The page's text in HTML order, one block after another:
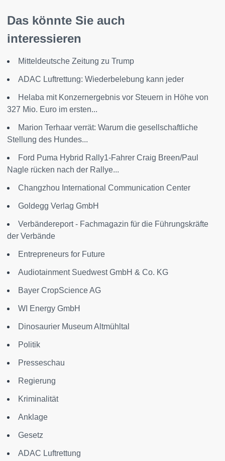
Das könnte Sie auch
interessieren
Mitteldeutsche Zeitung zu Trump
ADAC Luftrettung: Wiederbelebung kann jeder
Helaba mit Konzernergebnis vor Steuern in Höhe von
327 Mio. Euro im ersten...
Marion Terhaar verrät: Warum die gesellschaftliche
Stellung des Hundes...
Ford Puma Hybrid Rally1-Fahrer Craig Breen/Paul
Nagle rücken nach der Rallye...
Changzhou International Communication Center
Goldegg Verlag GmbH
Verbändereport - Fachmagazin für die Führungskräfte
der Verbände
Entrepreneurs for Future
Audiotainment Suedwest GmbH & Co. KG
Bayer CropScience AG
WI Energy GmbH
Dinosaurier Museum Altmühltal
Politik
Presseschau
Regierung
Kriminalität
Anklage
Gesetz
ADAC Luftrettung